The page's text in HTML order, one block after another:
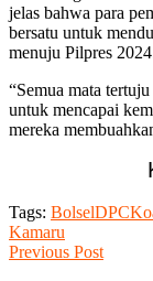
jelas bahwa para
bersatu untuk
menuju Pilpres
“Semua mata
untuk mencapai
mereka
Tags: BolselDPC
Kamaru
Previous Post